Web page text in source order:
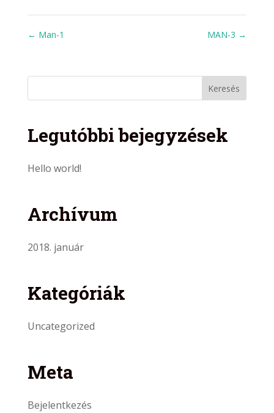
← Man-1 MAN-3 →
Legutóbbi bejegyzések
Hello world!
Archívum
2018. január
Kategóriák
Uncategorized
Meta
Bejelentkezés